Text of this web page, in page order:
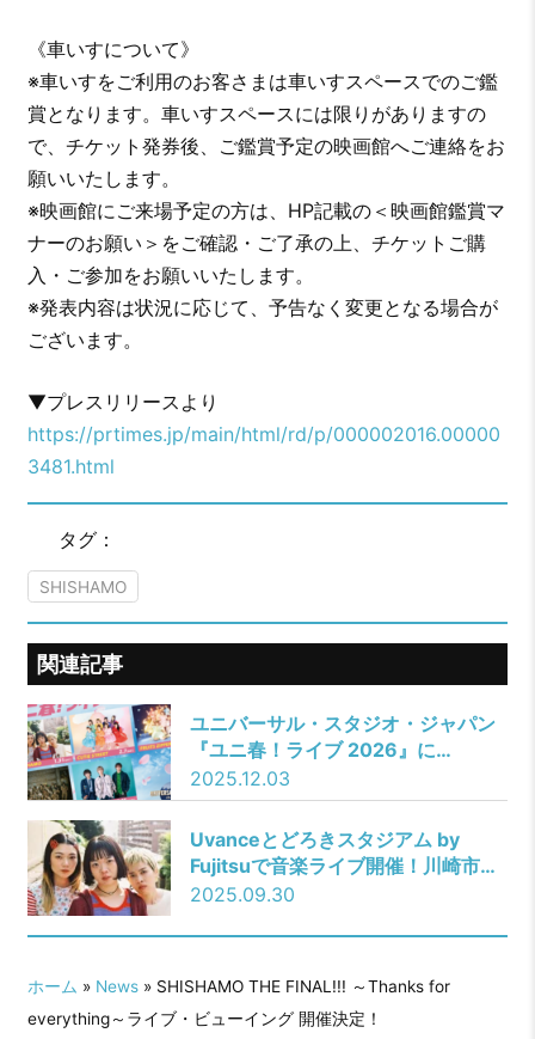
《車いすについて》
※車いすをご利用のお客さまは車いすスペースでのご鑑
賞となります。車いすスペースには限りがありますの
で、チケット発券後、ご鑑賞予定の映画館へご連絡をお
願いいたします。
※映画館にご来場予定の方は、HP記載の＜映画館鑑賞マ
ナーのお願い＞をご確認・ご了承の上、チケットご購
入・ご参加をお願いいたします。
※発表内容は状況に応じて、予告なく変更となる場合が
ございます。
▼プレスリリースより
https://prtimes.jp/main/html/rd/p/000002016.00000
3481.html
タグ：
SHISHAMO
関連記事
ユニバーサル・スタジオ・ジャパン
『ユニ春！ライブ 2026』に
「SHISHAMO」、「マルシィ」の出
演が決定
2025.12.03
Uvanceとどろきスタジアム by
Fujitsuで音楽ライブ開催！川崎市出
身スリーピースロックバンド
2025.09.30
ホーム » News» SHISHAMO THE FINAL!!! ～Thanks for
everything～ライブ・ビューイング 開催決定！